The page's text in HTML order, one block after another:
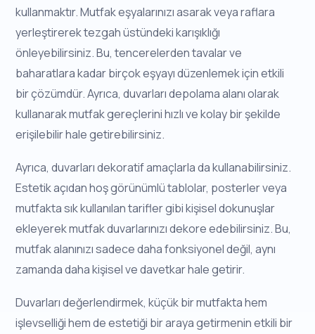
kullanmaktır. Mutfak eşyalarınızı asarak veya raflara
yerleştirerek tezgah üstündeki karışıklığı
önleyebilirsiniz. Bu, tencerelerden tavalar ve
baharatlara kadar birçok eşyayı düzenlemek için etkili
bir çözümdür. Ayrıca, duvarları depolama alanı olarak
kullanarak mutfak gereçlerini hızlı ve kolay bir şekilde
erişilebilir hale getirebilirsiniz.
Ayrıca, duvarları dekoratif amaçlarla da kullanabilirsiniz.
Estetik açıdan hoş görünümlü tablolar, posterler veya
mutfakta sık kullanılan tarifler gibi kişisel dokunuşlar
ekleyerek mutfak duvarlarınızı dekore edebilirsiniz. Bu,
mutfak alanınızı sadece daha fonksiyonel değil, aynı
zamanda daha kişisel ve davetkar hale getirir.
Duvarları değerlendirmek, küçük bir mutfakta hem
işlevselliği hem de estetiği bir araya getirmenin etkili bir